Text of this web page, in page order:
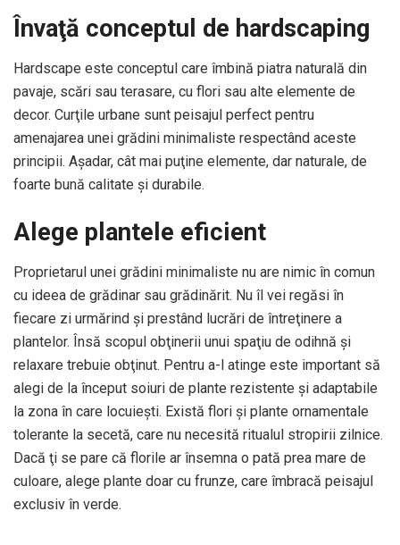
Învaţă conceptul de hardscaping
Hardscape este conceptul care îmbină piatra naturală din
pavaje, scări sau terasare, cu flori sau alte elemente de
decor. Curţile urbane sunt peisajul perfect pentru
amenajarea unei grădini minimaliste respectând aceste
principii. Aşadar, cât mai puţine elemente, dar naturale, de
foarte bună calitate şi durabile.
Alege plantele eficient
Proprietarul unei grădini minimaliste nu are nimic în comun
cu ideea de grădinar sau grădinărit. Nu îl vei regăsi în
fiecare zi urmărind şi prestând lucrări de întreţinere a
plantelor. Însă scopul obţinerii unui spaţiu de odihnă şi
relaxare trebuie obţinut. Pentru a-l atinge este important să
alegi de la început soiuri de plante rezistente şi adaptabile
la zona în care locuieşti. Există flori şi plante ornamentale
tolerante la secetă, care nu necesită ritualul stropirii zilnice.
Dacă ţi se pare că florile ar însemna o pată prea mare de
culoare, alege plante doar cu frunze, care îmbracă peisajul
exclusiv în verde.